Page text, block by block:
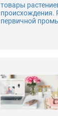
товары
происхождения.
первичной